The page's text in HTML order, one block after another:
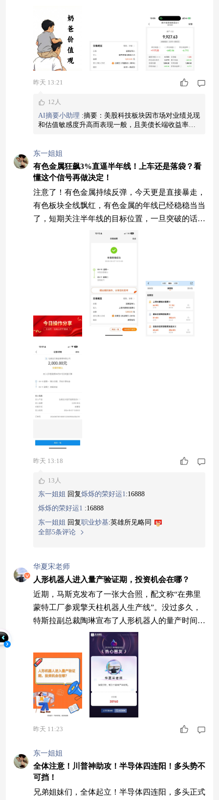
到9月仍存在加息可能，我认为更多还是情绪层面
的扰动。美债长端收益率此前已经明显上行，市场
实际上已经对更高利率维持更久、甚至潜在进一步
收紧做过一定程度的定价。 从估值逻辑看，长端
利率上行确实会抬升折现率，对高估值科技股形
昨天 13:21
12人
AI摘要小助理 :摘要：美股科技板块因市场对业绩兑现
和估值敏感度升高而表现一般，且美债长端收益率上
设备及零部件，受AI及国产替代推动，产业逻辑长期
不变，投资者可根据风险偏好调整仓位参与。本内容
由小助理生成，点击头像查看更多精彩内容查看图片
东一姐姐
有色金属狂飙3%直逼半年线！上车还是落袋？看
懂这个信号再做决定！
注意了！有色金属持续反弹，今天更是直接暴走，
有色板块全线飘红，有色金属的年线已经稳稳当当
了，短期关注半年线的目标位置，一旦突破的话，
多头趋势挡都挡不住！这板块跌了整整半年多，估
值早就挤干净泡沫了，等于把地板价砸出来了。现
在呢？消息面一浪接一浪——稀土氧化镨钕一个月
暴涨6.4%，刚果金直接把铜精矿出口给禁了，全
球铜价瞬间刷新历史纪录！这不是小打小闹，这是
整个资源端在重新定价！ 兴业证券的研报我都看
昨天 13:18
13人
东一姐姐 回复烁烁的荣好运1:16888
烁烁的荣好运1 :16888
东一姐姐 回复职业炒基:英雄所见略同
全部5条评论
华夏宋老师
人形机器人进入量产验证期，投资机会在哪？
近期，马斯克发布了一张大合照，配文称“在弗里
蒙特工厂参观擎天柱机器人生产线”。没过多久，
特斯拉副总裁陶琳宣布了人形机器人的量产时间
表。目前海外大厂加快量产节奏，国内应用场景持
续拓展，人形机器人产业是否已经迎来真正意义上
的量产元年？今天，宋老师就和大家一起聊聊这条
热门赛道背后的产业逻辑。 说到量产，市场最关
注的仍然是行业龙头特斯拉。2025年受制于供应链
瓶颈，仅完成数百台擎天柱的制造，但是随着供应
链
昨天 11:23
东一姐姐
全体注意！川普神助攻！半导体四连阳！多头势不
可挡！
兄弟姐妹们，全体起立！半导体四连阳，多头正式